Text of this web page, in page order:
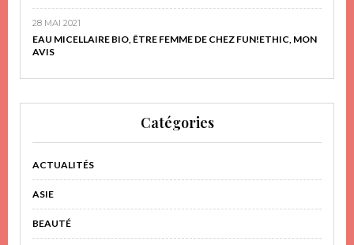
28 MAI 2021
EAU MICELLAIRE BIO, ÊTRE FEMME DE CHEZ FUN!ETHIC, MON
AVIS
Catégories
ACTUALITÉS
ASIE
BEAUTÉ